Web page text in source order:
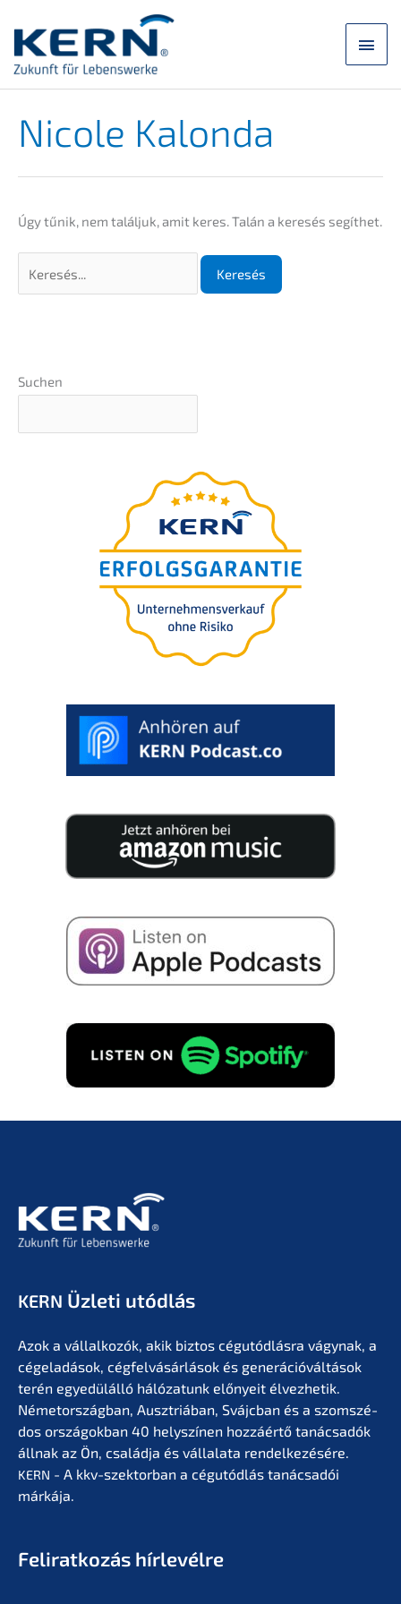
tartalomra
Nicole Kalon­da
Úgy tűnik, nem talál­juk, amit keres. Talán a keresés segíthet.
Suchen
KERN Üzleti utódlás
Azok a vállal­ko­zók, akik biztos cégutód­lás­ra vágynak, a
cégela­dá­sok, cégfel­vá­sár­lá­sok és generá­ció­vál­tá­sok
terén egyedülál­ló hálóza­tunk előny­eit élvez­he­tik.
Németor­szág­ban, Ausztriá­ban, Svájc­ban és a szomszé­
dos orszá­gok­ban 40 helyszí­nen hozzá­értő tanác­sa­dók
állnak az Ön, család­ja és vállala­ta rendel­ke­zé­sé­re.
KERN - A kkv-szektor­ban a cégutód­lás tanác­sa­dói
márkája.
Feliratko­zás hírlevélre